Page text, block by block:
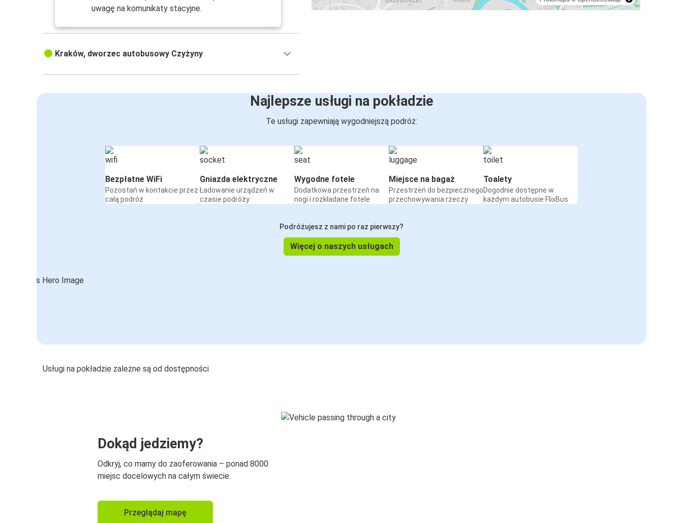
uwagę na komunikaty stacyjne.
Kraków, dworzec autobusowy Czyżyny
Najlepsze usługi na pokładzie
Te usługi zapewniają wygodniejszą podróż:
Bezpłatne WiFi
Pozostań w kontakcie przez
całą podróż
Gniazda elektryczne
Ładowanie urządzeń w
czasie podróży
Wygodne fotele
Dodatkowa przestrzeń na
nogi i rozkładane fotele
Miejsce na bagaż
Przestrzeń do bezpiecznego
przechowywania rzeczy
Toalety
Dogodnie dostępne w
każdym autobusie FlixBus
Podróżujesz z nami po raz pierwszy?
Więcej o naszych usługach
Usługi na pokładzie zależne są od dostępności
Dokąd jedziemy?
Odkryj, co mamy do zaoferowania – ponad 8000
miejsc docelowych na całym świecie.
Przeglądaj mapę